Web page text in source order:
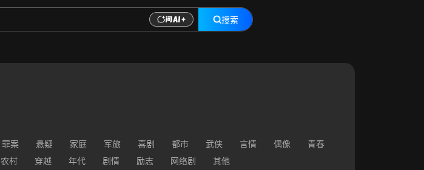
搜索
罪案 悬疑 家庭 军旅 喜剧 都市 武侠 言情 偶像
青春
农村 穿越 年代 剧情 励志 网络剧 其他